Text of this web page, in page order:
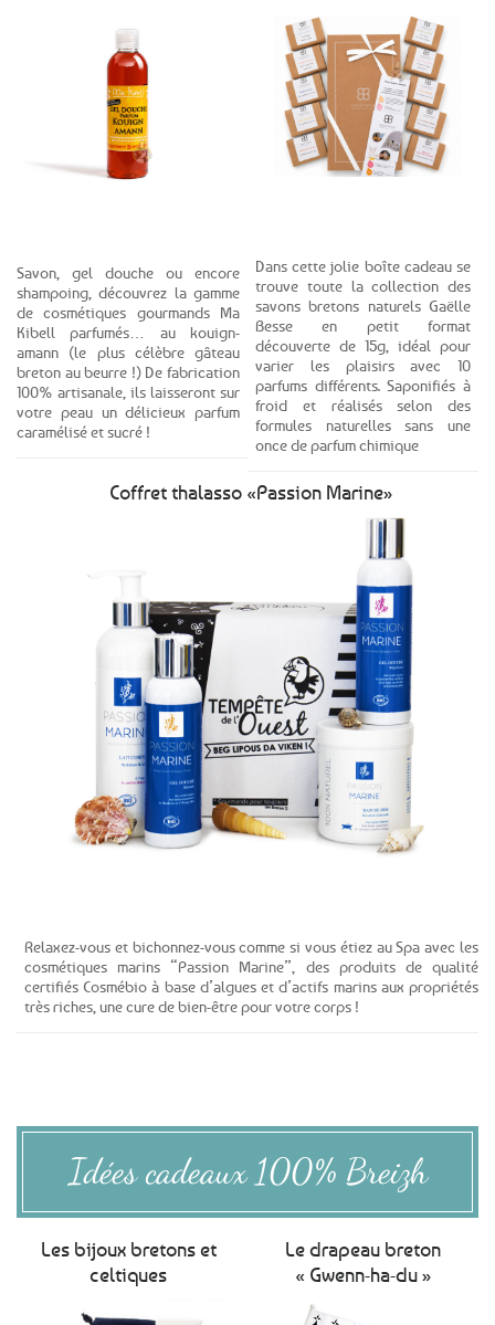
Savon, gel douche ou encore
shampoing, découvrez la gamme
de cosmétiques gourmands Ma
Kibell parfumés… au kouign-
amann (le plus célèbre gâteau
breton au beurre !) De fabrication
100% artisanale, ils laisseront sur
votre peau un délicieux parfum
caramélisé et sucré !
Dans cette jolie boîte cadeau se
trouve toute la collection des
savons bretons naturels Gaëlle
Besse en petit format
découverte de 15g, idéal pour
varier les plaisirs avec 10
parfums différents. Saponifiés à
froid et réalisés selon des
formules naturelles sans une
once de parfum chimique
Coffret thalasso «Passion Marine»
Relaxez-vous et bichonnez-vous comme si vous étiez au Spa avec les
cosmétiques marins “Passion Marine”, des produits de qualité
certifiés Cosmébio à base d’algues et d’actifs marins aux propriétés
très riches, une cure de bien-être pour votre corps !
Idées cadeaux 100% Breizh
Les bijoux bretons et
celtiques
Le drapeau breton
« Gwenn-ha-du »